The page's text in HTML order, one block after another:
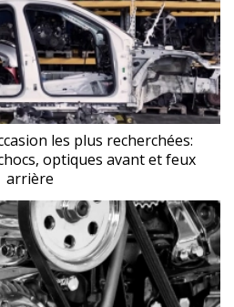
les plus recherchées:
optiques avant et feux
arrière